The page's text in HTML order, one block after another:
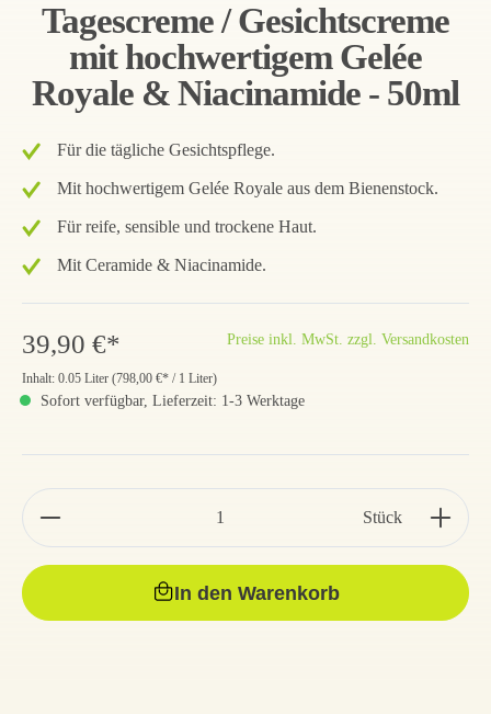
Tagescreme / Gesichtscreme
mit hochwertigem Gelée
Royale & Niacinamide - 50ml
Für die tägliche Gesichtspflege.
Mit hochwertigem Gelée Royale aus dem Bienenstock.
Für reife, sensible und trockene Haut.
Mit Ceramide & Niacinamide.
39,90 €*
Inhalt: 0.05 Liter (798,00 €* / 1 Liter)
Preise inkl. MwSt. zzgl. Versandkosten
Sofort verfügbar, Lieferzeit: 1-3 Werktage
Stück
In den Warenkorb